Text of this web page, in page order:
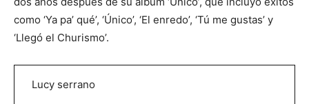
como ‘Ya pa’ qué’, ‘Único’, ‘El enredo’, ‘Tú me gustas’ y
‘Llegó el Churismo’.
Lucy serrano